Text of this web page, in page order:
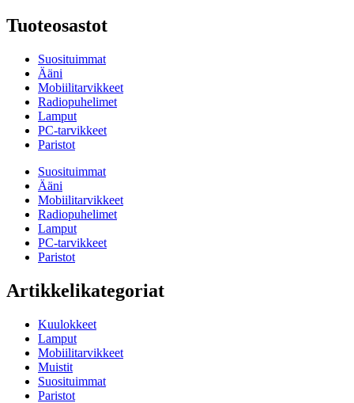
Tuoteosastot
Suosituimmat
Ääni
Mobiilitarvikkeet
Radiopuhelimet
Lamput
PC-tarvikkeet
Paristot
Suosituimmat
Ääni
Mobiilitarvikkeet
Radiopuhelimet
Lamput
PC-tarvikkeet
Paristot
Artikkelikategoriat
Kuulokkeet
Lamput
Mobiilitarvikkeet
Muistit
Suosituimmat
Paristot